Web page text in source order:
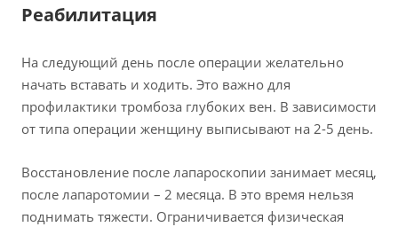
Реабилитация
На следующий день после операции желательно
начать вставать и ходить. Это важно для
профилактики тромбоза глубоких вен. В зависимости
от типа операции женщину выписывают на 2-5 день.
Восстановление после лапароскопии занимает месяц,
после лапаротомии – 2 месяца. В это время нельзя
поднимать тяжести. Ограничивается физическая